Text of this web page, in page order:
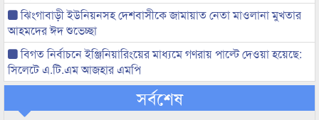
ঝিংগাবাড়ী ইউনিয়নসহ দেশবাসীকে জামায়াত নেতা মাওলানা মুখতার
আহমদের ঈদ শুভেচ্ছা
বিগত নির্বাচনে ইঞ্জিনিয়ারিংয়ের মাধ্যমে গণরায় পাল্টে দেওয়া হয়েছে:
সিলেটে এ.টি.এম আজহার এমপি
সর্বশেষ